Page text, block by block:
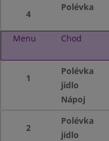
4
Polévka
Menu Chod
1
Polévka
jídlo
Nápoj
2
Polévka
jídlo